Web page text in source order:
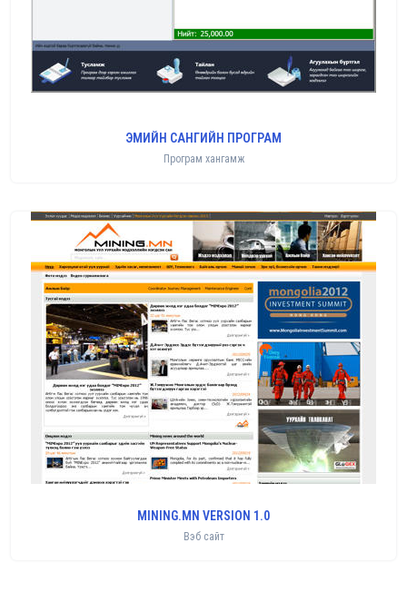
ЭМИЙН САНГИЙН ПРОГРАМ
Програм хангамж
MINING.MN VERSION 1.0
Вэб сайт